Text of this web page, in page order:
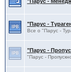
"Парус -
Все о "Парус -
"Парус -
"Парус -